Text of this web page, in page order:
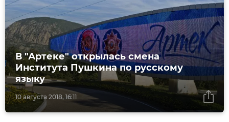
10 августа 2018, 16:11
В "Артеке" открылась смена
Института Пушкина по русскому
языку